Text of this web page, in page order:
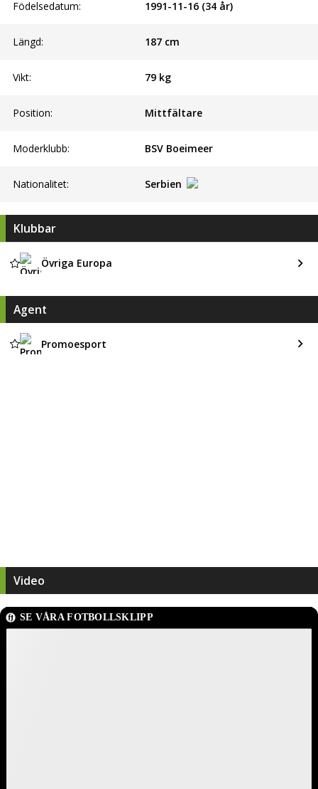
Födelsedatum: 1991-11-16 (34 år)
Längd: 187cm
Vikt: 79kg
Position: Mittfältare
Moderklubb: BSV Boeimeer
Nationalitet: Serbien
Klubbar
Övriga Europa
Agent
Promoesport
Video
SE VÅRA FOTBOLLSKLIPP